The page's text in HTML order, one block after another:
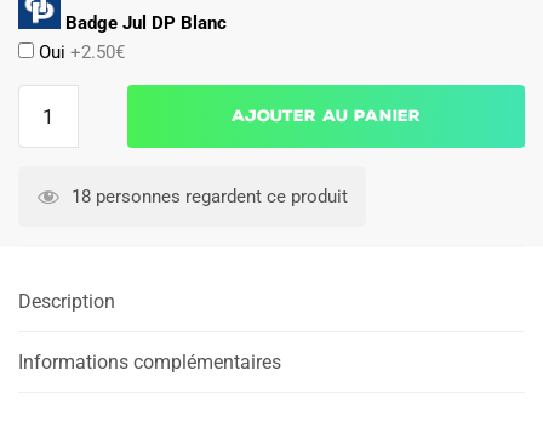
Badge Jul DP Blanc
Oui +2.50€
2025
Aubameyang
Ajouter au panier
18 personnes regardent ce produit
Description
Informations complémentaires